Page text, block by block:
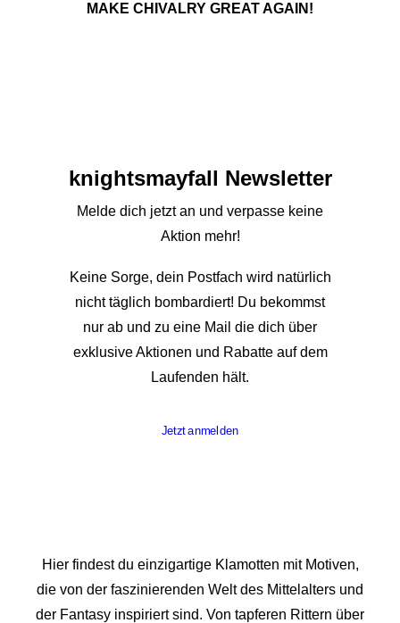
MAKE CHIVALRY GREAT AGAIN!
knights­mayfall Newsletter
Melde dich jetzt an und verpasse keine
Aktion mehr!
Keine Sorge, dein Postfach wird natürlich
nicht täglich bombardiert! Du bekommst
nur ab und zu eine Mail die dich über
exklusive Aktionen und Rabatte auf dem
Laufenden hält.
Jetzt anmelden
Hier findest du einzigartige Klamotten mit Motiven,
die von der faszinierenden Welt des Mittelalters und
der Fantasy inspiriert sind. Von tapferen Rittern über